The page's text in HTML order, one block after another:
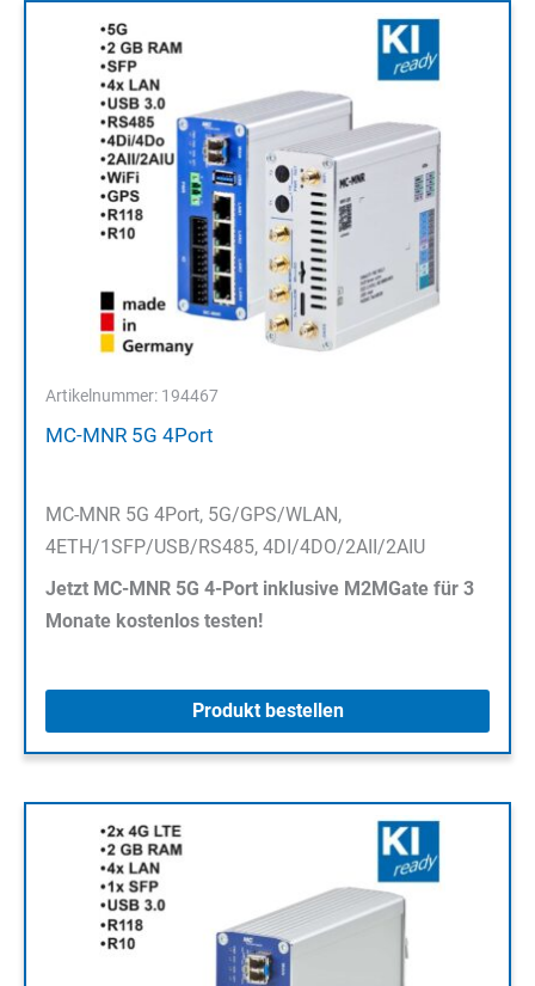
Artikelnummer: 194467
MC-MNR 5G 4Port
MC-MNR 5G 4Port, 5G/GPS/WLAN,
4ETH/1SFP/USB/RS485, 4DI/4DO/2AII/2AIU
Jetzt MC-MNR 5G 4-Port inklusive M2MGate für 3
Monate kostenlos testen!
Produkt bestellen